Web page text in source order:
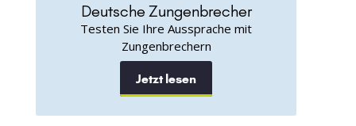
Deutsche Zungenbrecher
Testen Sie Ihre Aussprache mit
Zungenbrechern
Jetzt lesen